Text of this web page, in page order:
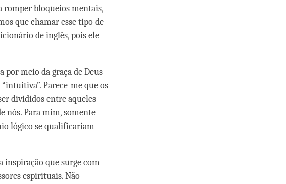
romper bloqueios mentais,
que chamar esse tipo de
de inglês, pois ele
por meio da graça de Deus
Parece-me que os
divididos entre aqueles
nós. Para mim, somente
lógico se qualificariam
inspiração que surge com
espirituais. Não